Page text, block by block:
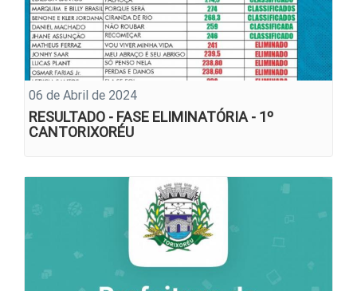
06 de Abril de 2024
RESULTADO - FASE ELIMINATÓRIA - 1º
CANTORIXORÉU